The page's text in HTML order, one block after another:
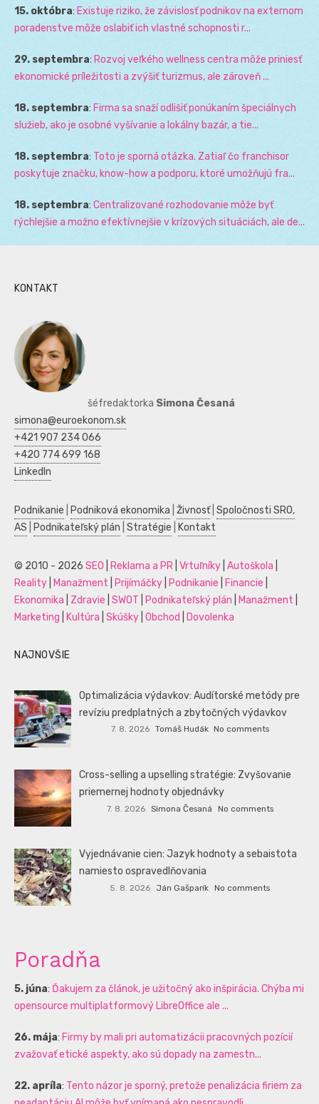
15. októbra: Existuje riziko, že závislosť podnikov na externom
poradenstve môže oslabiť ich vlastné schopnosti r...
29. septembra: Rozvoj veľkého wellness centra môže priniesť
ekonomické príležitosti a zvýšiť turizmus, ale zároveň ...
18. septembra: Firma sa snaží odlišiť ponúkaním špeciálnych
služieb, ako je osobné vyšívanie a lokálny bazár, a tie...
18. septembra: Toto je sporná otázka. Zatiaľ čo franchisor
poskytuje značku, know-how a podporu, ktoré umožňujú fra...
18. septembra: Centralizované rozhodovanie môže byť
rýchlejšie a možno efektívnejšie v krízových situáciách, ale de...
KONTAKT
šéfredaktorka Simona Česaná
simona@euroekonom.sk
+421 907 234 066
+420 774 699 168
LinkedIn
Podnikanie Podniková ekonomika Živnosť| Spoločnosti SRO,
AS
Podnikateľský plán Stratégie Kontakt
© 2010 - 2026 SEO Reklama a PR Vrtuľníky Autoškola
Reality
Manažment Prijímáčky Podnikanie Financie
Ekonomika
Zdravie SWOT Podnikateľský plán Manažment
Marketing
Kultúra Skúšky Obchod Dovolenka
NAJNOVŠIE
Optimalizácia výdavkov: Audítorské metódy pre
revíziu predplatných a zbytočných výdavkov
7. 8. 2026 Tomáš Hudák No comments
Cross-selling a upselling stratégie: Zvyšovanie
priemernej hodnoty objednávky
7. 8. 2026 Simona Česaná No comments
Vyjednávanie cien: Jazyk hodnoty a sebaistota
namiesto ospravedlňovania
5. 8. 2026 Ján Gašparík No comments
Poradňa
5. júna: Ďakujem za článok, je užitočný ako inšpirácia. Chýba mi
opensource multiplatformový LibreOffice ale ...
26. mája: Firmy by mali pri automatizácii pracovných pozícií
zvažovať etické aspekty, ako sú dopady na zamestn...
22. apríla: Tento názor je sporný, pretože penalizácia firiem za